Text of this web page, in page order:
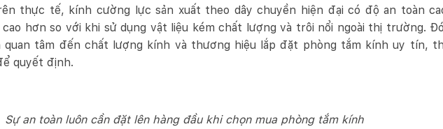
thực tế, kính cường lực sản xuất theo dây chuyền hiện đại có độ an toàn
hơn so với khi sử dụng vật liệu kém chất lượng và trôi nổi ngoài thị trường.
quan tâm đến chất lượng kính và thương hiệu lắp đặt phòng tắm kính uy tín,
quyết định.
Sự an toàn luôn cần đặt lên hàng đầu khi chọn mua phòng tắm kính